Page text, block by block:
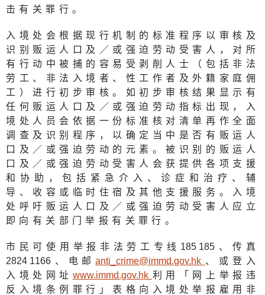
击有关罪行。
入境处会根据现行机制的标准程序以审核及
识别贩运人口及／或强迫劳动受害人，对所
有行动中被捕的容易受剥削人士（包括非法
劳工、非法入境者、性工作者及外籍家庭佣
工）进行初步审核。如初步审核结果显示有
任何贩运人口及／或强迫劳动指标出现，入
境处人员会依据一份标准核对清单再作全面
调查及识别程序，以确定当中是否有贩运人
口及／或强迫劳动的元素。被识别的贩运人
口及／或强迫劳动受害人会获提供各项支援
和协助，包括紧急介入、诊症和治疗、辅
导、收容或临时住宿及其他支援服务。入境
处呼吁贩运人口及／或强迫劳动受害人应立
即向有关部门举报有关罪行。
市民可使用举报非法劳工专线 185 185、传真
2824 1166、电邮anti_crime@immd.gov.hk 、或登入
入境处网址 www.immd.gov.hk 利用「网上举报违
反入境条例罪行」表格向入境处举报雇用非